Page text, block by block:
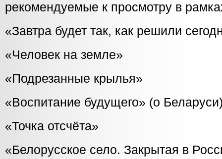
рекомендуемые к просмотру в
«Завтра будет так, как решили
«Человек на земле»
«Подрезанные крылья»
«Воспитание будущего» (о
«Точка отсчёта»
«Белорусское село. Закрытая в